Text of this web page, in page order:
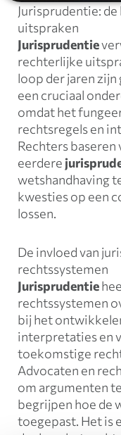
Jurisprudentie:
uitspraken
Jurisprudentie
rechterlijke
loop der jaren zijn
een cruciaal
omdat het
rechtsregels en
Rechters baseren
eerdere
wetshandhaving
kwesties op een
lossen.
De invloed van
rechtssystemen
Jurisprudentie
rechtssystemen
bij het
interpretaties en
toekomstige
Advocaten en
om argumenten
begrijpen hoe de
toegepast. Het is